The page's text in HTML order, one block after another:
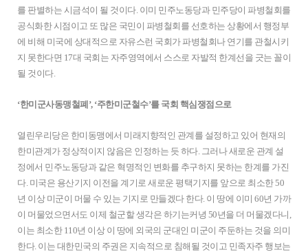
를 판별하는 시금석이 될 것이다. 이미 민주노동당과 민주당이 파병철회를
공식화한 시점이고 또 많은 국민이 파병철회를 선호하는 상황에서 행정부
에 비해 미국에 상대적으로 자유스런 국회가 파병철회나 연기를 관철시키
지 못한다면 17대 국회는 자주영역에서 스스로 자발적 한계선을 긋는 꼴이
될 것이다.
‘한미군사동맹철폐’, ‘주한미군철수’를 국회 핵심쟁점으로
열린우리당은 한미동맹에서 미래지향적인 관계를 설정하고 있어 현재의
한미관계가 정상적이지 않음은 인정하는 듯 하다. 그러나 새로운 관계 설
정에서 민주노동당과 같은 혁명적인 변화를 추구하지 못하는 한계를 가진
다. 미국은 용산기지 이전을 계기로 새로운 평택기지를 앞으로 최소한 50
년 이상 미군이 머물 수 있는 기지로 만들겠다 한다. 이 땅에 이미 60년 가까
이 머물었으면서도 이제 철군할 생각은 하기는커녕 50년을 더 머물겠다니,
이는 최소한 110년 이상 이 땅에 외국의 군대인 미군이 주둔하는 것을 의미
한다. 이는 대한민국의 주권은 지속적으로 침해될 것이고 민족자주 행보는